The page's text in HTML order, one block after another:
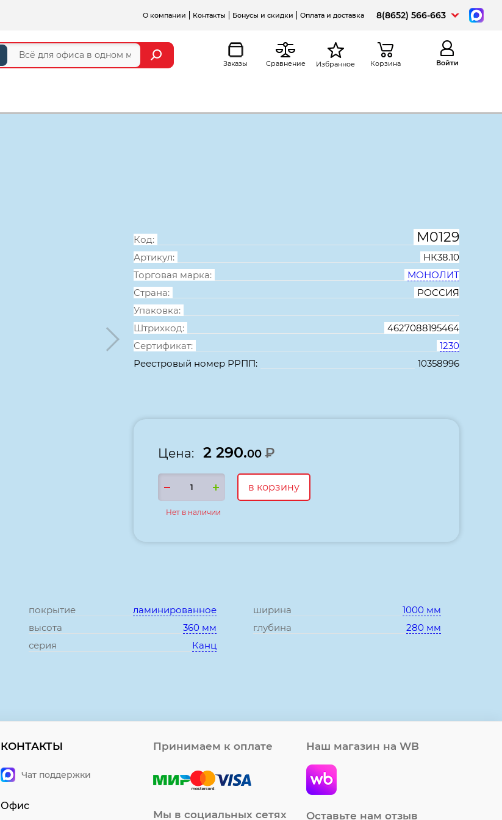
О компании Контакты Бонусы и скидки Оплата и доставка 8(8652) 566-663
Заказы Сравнение Избранное Корзина Войти
Код: М0129
Артикул:
НК38.10
Торговая марка:
МОНОЛИТ
Страна:
РОССИЯ
Упаковка:
Штрихкод:
4627088195464
Сертификат:
1230
Реестровый номер РРПП:
10358996
Цена: 2 290.00 ₽
в корзину
Нет в наличии
покрытие
ламинированное
высота
360 мм
серия
Канц
ширина
1000 мм
глубина
280 мм
КОНТАКТЫ
Чат поддержки
Офис
Принимаем к оплате
Мы в социальных сетях
Наш магазин на WB
Оставьте нам отзыв